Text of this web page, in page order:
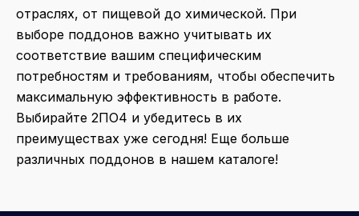
отраслях, от пищевой до химической. При
выборе поддонов важно учитывать их
соответствие вашим специфическим
потребностям и требованиям, чтобы обеспечить
максимальную эффективность в работе.
Выбирайте 2ПО4 и убедитесь в их
преимуществах уже сегодня! Еще больше
различных поддонов в нашем каталоге!